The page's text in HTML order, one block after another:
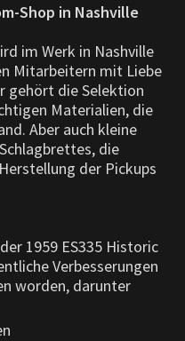
Shop in Nashville
im Werk in Nashville
Mitarbeitern mit Liebe
gehört die Selektion
Materialien, die
Aber auch kleine
die
der Pickups
1959 ES335 Historic
Verbesserungen
worden, darunter